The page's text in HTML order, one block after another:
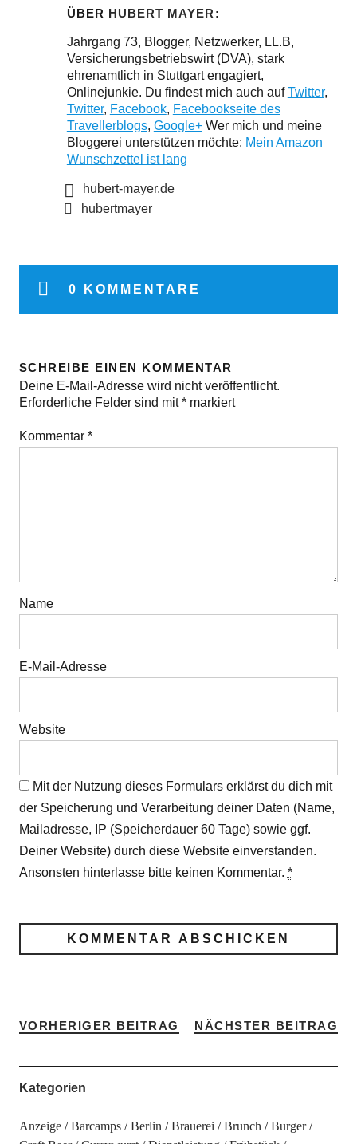
ÜBER HUBERT MAYER
Jahrgang 73, Blogger, Netzwerker, LL.B,
Versicherungsbetriebswirt (DVA), stark
ehrenamtlich in Stuttgart engagiert,
Onlinejunkie. Du findest mich auch aufTwitter,
Twitter, Facebook, Facebookseite des
Travellerblogs, Google+Wer mich und meine
Bloggerei unterstützen möchte: Mein Amazon
Wunschzettel ist lang
hubert-mayer.de
hubertmayer
0 KOMMENTARE
SCHREIBE EINEN KOMMENTAR
Deine E-Mail-Adresse wird nicht veröffentlicht.
Erforderliche Felder sind mit*markiert
Kommentar *
Name
E-Mail-Adresse
Website
Mit der Nutzung dieses Formulars erklärst du dich mit
der Speicherung und Verarbeitung deiner Daten (Name,
Mailadresse, IP (Speicherdauer 60 Tage) sowie ggf.
Deiner Website) durch diese Website einverstanden.
Ansonsten hinterlasse bitte keinen Kommentar. *
VORHERIGER BEITRAG NÄCHSTER BEITRAG
Kategorien
Anzeige Barcamps Berlin Brauerei Brunch
Burger